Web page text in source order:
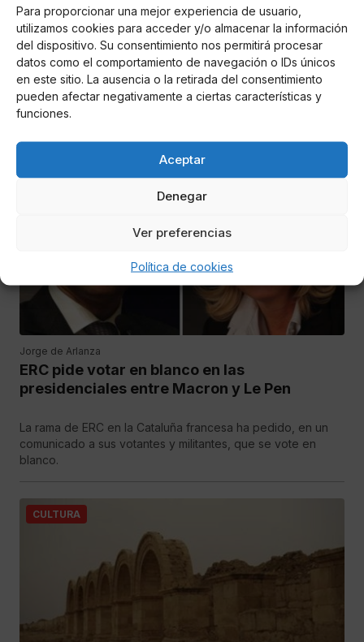
Para proporcionar una mejor experiencia de usuario,
utilizamos cookies para acceder y/o almacenar la información
del dispositivo. Su consentimiento nos permitirá procesar
datos como el comportamiento de navegación o IDs únicos
en este sitio. La ausencia o la retirada del consentimiento
pueden afectar negativamente a ciertas características y
funciones.
Aceptar
Denegar
Ver preferencias
Política de cookies
Jorge de Arlanza
HBO está preparando cuatro nuevas series
basadas en Juego de Tronos
La compañía audiovisual pretende así continuar con el
universo de fantasía que tan buenos réditos económicos y
Jorge de Arlanza
ERC pide votar en blanco en las
presidenciales entre Macron y Le Pen
La rama de ERC en la Cataluña francesa ha pedido, en un
comunicado a sus votantes y militantes, que se vote en
blanco.
CULTURA